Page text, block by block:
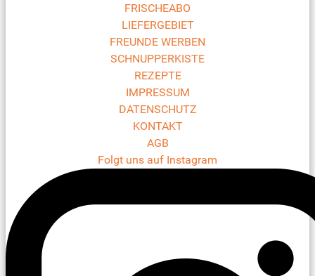
FRISCHEABO
LIEFERGEBIET
FREUNDE WERBEN
SCHNUPPERKISTE
REZEPTE
IMPRESSUM
DATENSCHUTZ
KONTAKT
AGB
Folgt uns auf Instagram